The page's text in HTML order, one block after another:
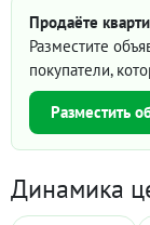
Продаёте
Разместите
покупатели,
Разместить
Динамика